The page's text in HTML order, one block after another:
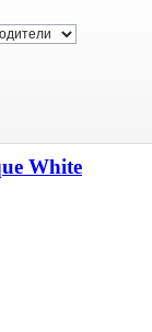
White